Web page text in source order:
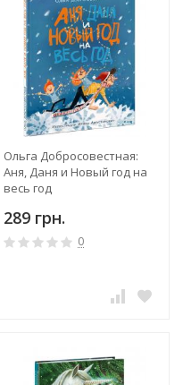
Ольга Добросовестная:
Аня, Даня и Новый год на
весь год
289 грн.
0